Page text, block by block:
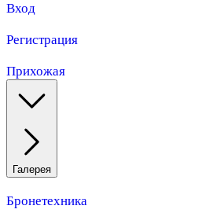
Вход
Регистрация
Прихожая
Галерея
Бронетехника